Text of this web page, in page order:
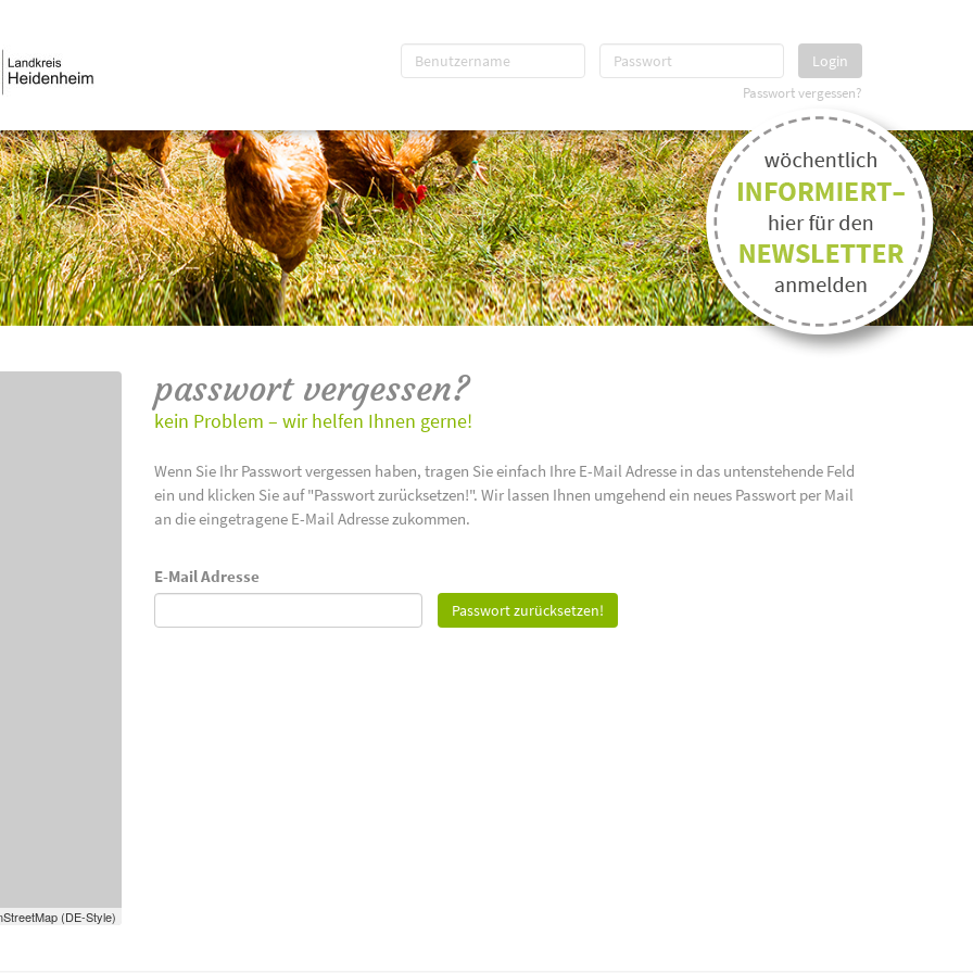
Login
Passwort vergessen?
(DE-Style)
passwort vergessen?
kein Problem – wir helfen Ihnen gerne!
Wenn Sie Ihr Passwort vergessen haben, tragen Sie einfach Ihre E-Mail Adresse in das untenstehende Feld
ein und klicken Sie auf "Passwort zurücksetzen!". Wir lassen Ihnen umgehend ein neues Passwort per Mail
an die eingetragene E-Mail Adresse zukommen.
E-Mail Adresse
Passwort zurücksetzen!